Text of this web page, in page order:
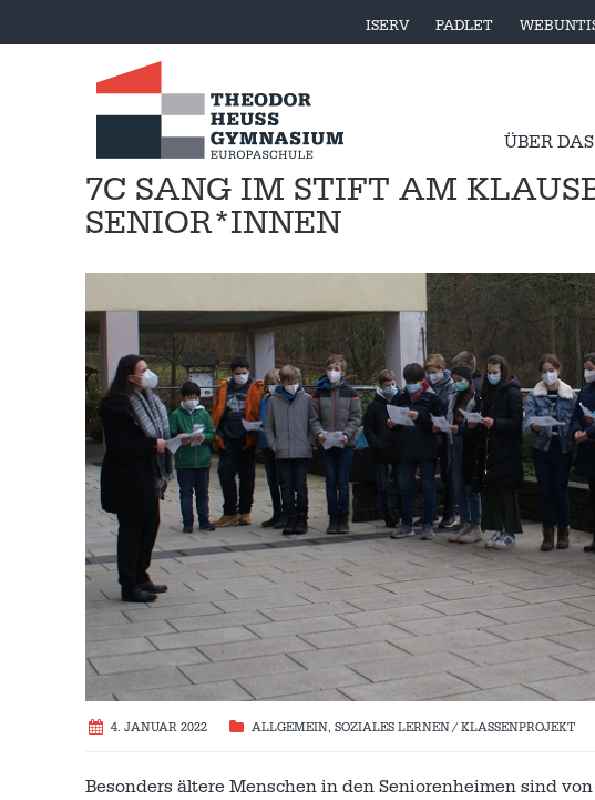
ISERV PADLET
ÜBER
7C SANG IM STIFT AM
SENIOR*INNEN
4. JANUAR 2022 ALLGEMEIN, SOZIALES LERNEN / KLASSENPROJEKT
Besonders ältere Menschen in den Seniorenheimen sind